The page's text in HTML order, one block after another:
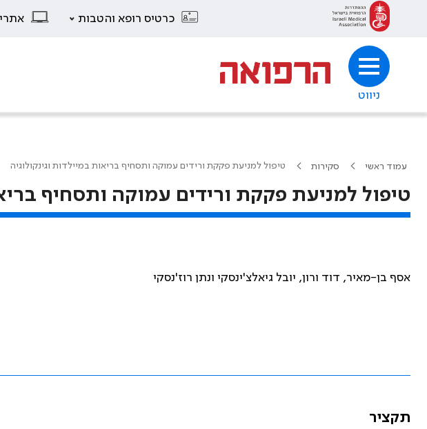
כרטיס רופא והטבות
ניווט
עמוד ראשי סקירות טיפול למניעת פקקת ורידים עמוקה ותסחיף בריאות במיילדות וגינקולוגיה
טיפול למניעת פקקת ורידים עמוקה ותסחיף
אסף בן-מאיר, דוד ורון, יובל גיאלצ'ינסקי ונתן רוז'נסקי
תקציר